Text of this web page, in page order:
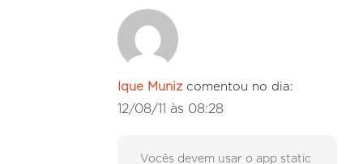
Ique Muniz comentou no dia:
12/08/11 às 08:28
Vocês devem usar o app static